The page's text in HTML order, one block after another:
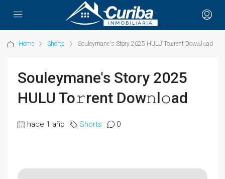
Home Shorts Souleymane's Story 2025 HULU To𝚛rent Dow𝚗l𝚘ad
Souleymane's Story 2025
HULU To𝚛rent Dow𝚗l𝚘ad
hace 1 año Shorts 0